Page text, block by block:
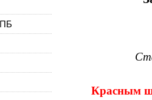
Красным